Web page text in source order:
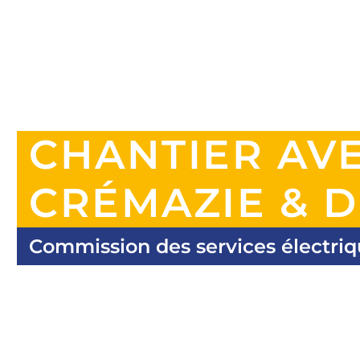
CHANTIER
CRÉMAZIE &
Commission des services